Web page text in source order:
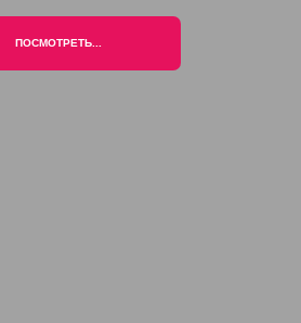
ПОСМОТРЕТЬ...